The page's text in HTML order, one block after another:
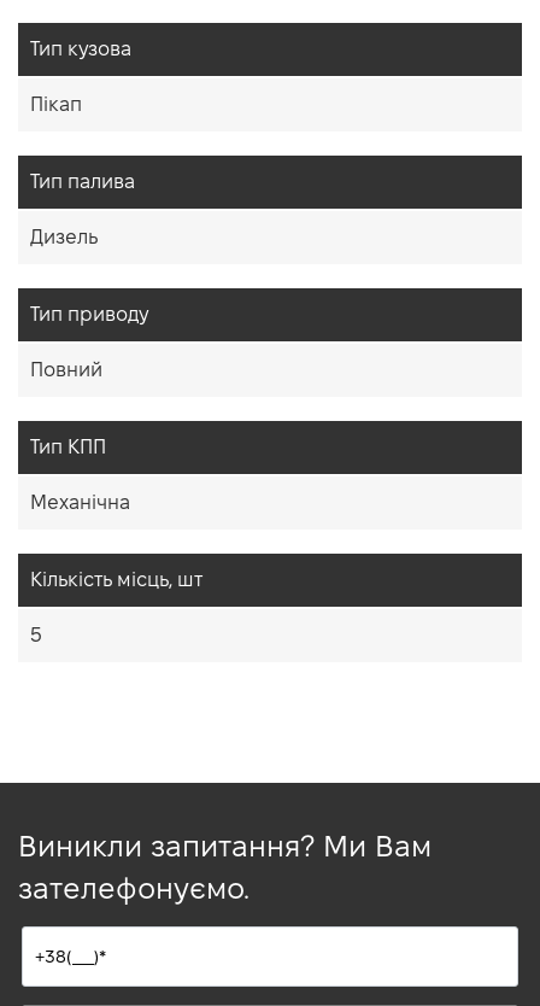
Тип кузова
Пікап
Тип палива
Дизель
Тип приводу
Повний
Тип КПП
Механічна
Кiлькiсть мiсць, шт
5
Виникли запитання? Ми Вам
зателефонуємо.